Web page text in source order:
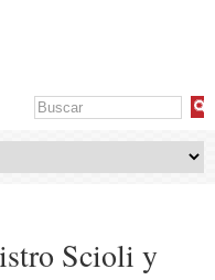
Scioli y